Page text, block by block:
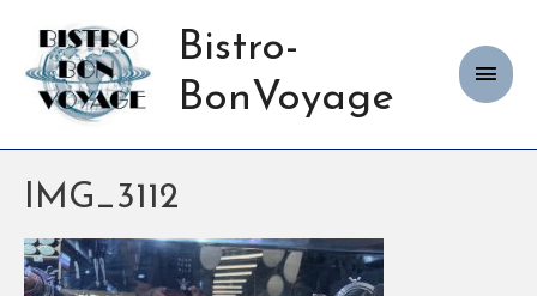
Bistro-
BonVoyage
IMG_3112